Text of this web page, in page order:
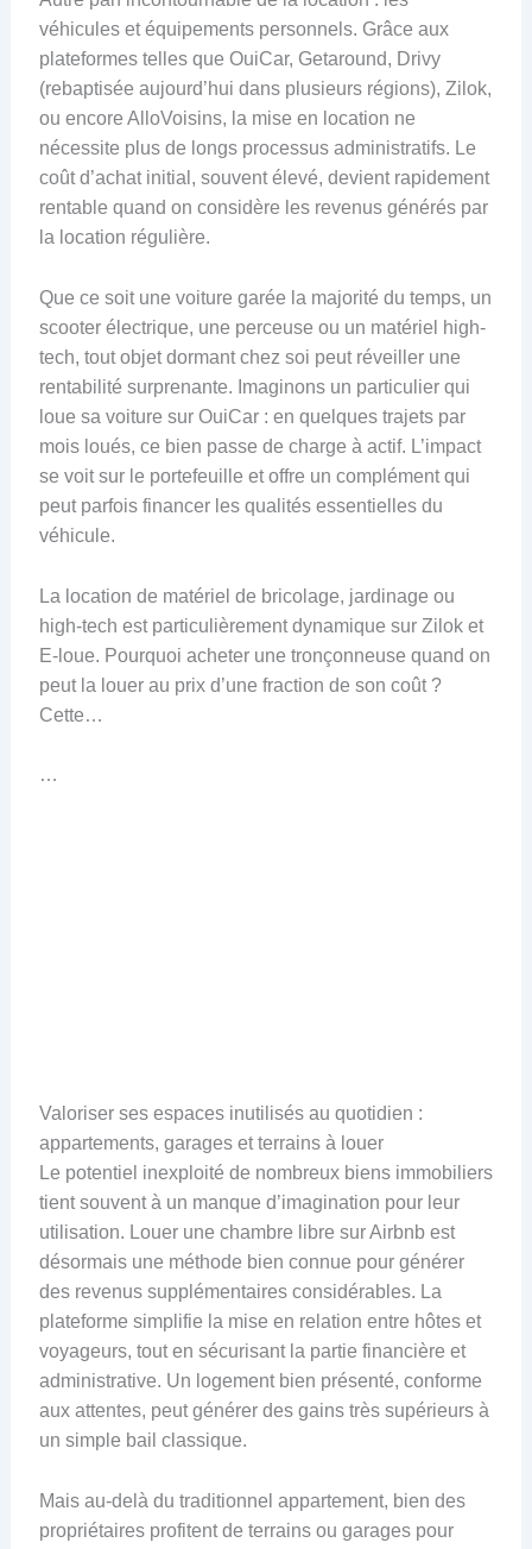
véhicules et équipements personnels. Grâce aux
plateformes telles que OuiCar, Getaround, Drivy
(rebaptisée aujourd’hui dans plusieurs régions), Zilok,
ou encore AlloVoisins, la mise en location ne
nécessite plus de longs processus administratifs. Le
coût d’achat initial, souvent élevé, devient rapidement
rentable quand on considère les revenus générés par
la location régulière.
Que ce soit une voiture garée la majorité du temps, un
scooter électrique, une perceuse ou un matériel high-
tech, tout objet dormant chez soi peut réveiller une
rentabilité surprenante. Imaginons un particulier qui
loue sa voiture sur OuiCar : en quelques trajets par
mois loués, ce bien passe de charge à actif. L’impact
se voit sur le portefeuille et offre un complément qui
peut parfois financer les qualités essentielles du
véhicule.
La location de matériel de bricolage, jardinage ou
high-tech est particulièrement dynamique sur Zilok et
E-loue. Pourquoi acheter une tronçonneuse quand on
peut la louer au prix d’une fraction de son coût ?
Cette…
…
Valoriser ses espaces inutilisés au quotidien :
appartements, garages et terrains à louer
Le potentiel inexploité de nombreux biens immobiliers
tient souvent à un manque d’imagination pour leur
utilisation. Louer une chambre libre sur Airbnb est
désormais une méthode bien connue pour générer
des revenus supplémentaires considérables. La
plateforme simplifie la mise en relation entre hôtes et
voyageurs, tout en sécurisant la partie financière et
administrative. Un logement bien présenté, conforme
aux attentes, peut générer des gains très supérieurs à
un simple bail classique.
Mais au-delà du traditionnel appartement, bien des
propriétaires profitent de terrains ou garages pour